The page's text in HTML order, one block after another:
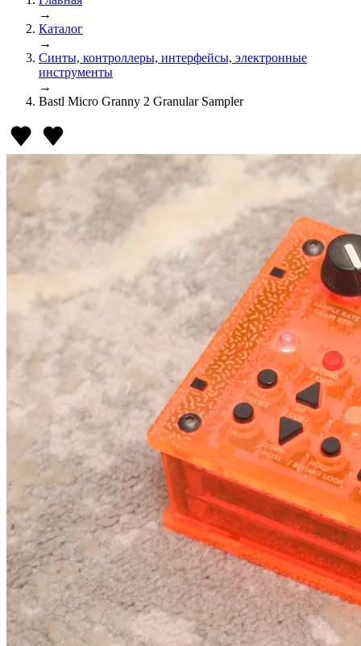
→
Каталог
→
Синты, контроллеры, интерфейсы, электронные
инструменты
→
Bastl Micro Granny 2 Granular Sampler